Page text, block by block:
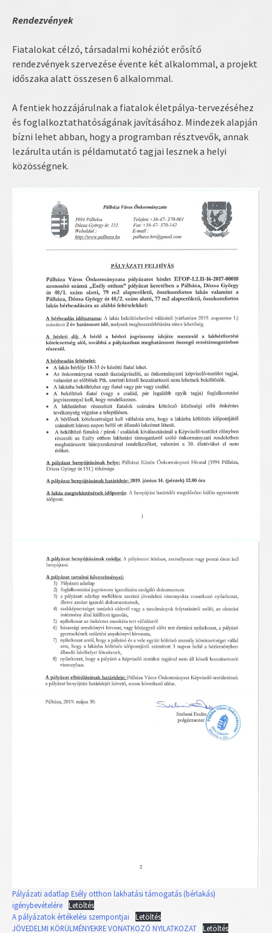
Rendezvények
Fiatalokat célzó, társadalmi kohéziót erősítő
rendezvények szervezése évente két alkalommal, a projekt
időszaka alatt összesen 6 alkalommal.
A fentiek hozzájárulnak a fiatalok életpálya-tervezéséhez
és foglalkoztathatóságának javításához. Mindezek alapján
bízni lehet abban, hogy a programban résztvevők, annak
lezárulta után is példamutató tagjai lesznek a helyi
közösségnek.
Pályázati adatlap Esély otthon lakhatási támogatás (bérlakás)
igénybevételére
Letöltés
A pályázatok értékelési szempontjai
Letöltés
JÖVEDELMI KÖRÜLMÉNYEKRE VONATKOZÓ NYILATKOZAT
Letöltés